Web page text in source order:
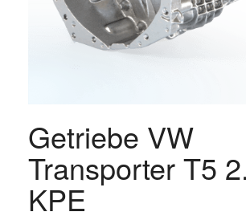
Getriebe VW
Transporter T5
KPE